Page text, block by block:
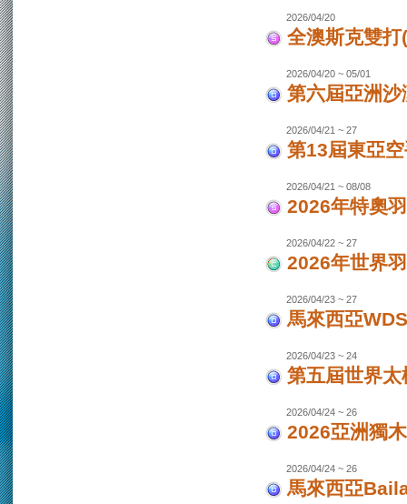
2026/04/20
全澳斯克雙
2026/04/20 ~ 05/01
第六屆亞洲
2026/04/21 ~ 27
第13屆東亞
2026/04/21 ~ 08/08
2026年特奧
2026/04/22 ~ 27
2026年世界
2026/04/23 ~ 27
馬來西亞
2026/04/23 ~ 24
第五屆世界
2026/04/24 ~ 26
2026亞洲獨
2026/04/24 ~ 26
馬來西亞